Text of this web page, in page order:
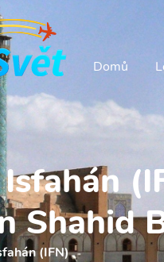
Domů
Shahid
(IFN)